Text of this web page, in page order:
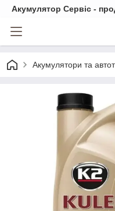
Акумулятор Сервіс -
Акумулятори та